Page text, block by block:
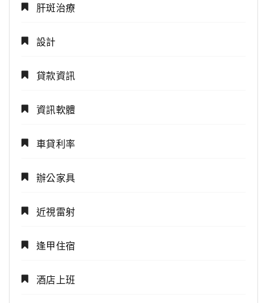
肝斑治療
設計
貸款資訊
資訊軟體
車貸利率
辦公家具
近視雷射
逢甲住宿
酒店上班